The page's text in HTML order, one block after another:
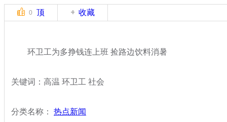
0 顶 收藏
环卫工为多挣钱连上班 捡路边饮料消暑
关键词：高温 环卫工 社会
分类名称： 热点新闻